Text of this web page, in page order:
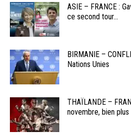
ASIE – FRANCE :
ce second tour...
BIRMANIE –
Nations Unies
THAÏLANDE –
novembre, bien plus